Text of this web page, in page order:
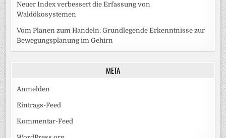
Neuer Index verbessert die Erfassung von
Waldökosystemen
Vom Planen zum Handeln: Grundlegende Erkenntnisse zur
Bewegungsplanung im Gehirn
META
Anmelden
Eintrags-Feed
Kommentar-Feed